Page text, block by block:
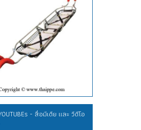
- สื่อมีเดีย และ วีดีโอ